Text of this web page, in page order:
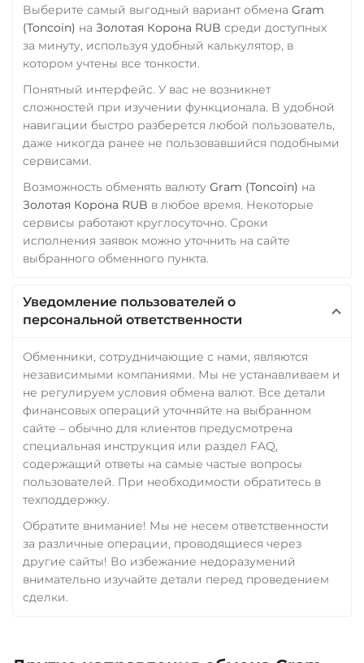
Выберите самый выгодный вариант обмена Gram
(Toncoin) на Золотая Корона RUB среди доступных
за минуту, используя удобный калькулятор, в
котором учтены все тонкости.
Понятный интерфейс. У вас не возникнет
сложностей при изучении функционала. В удобной
навигации быстро разберется любой пользователь,
даже никогда ранее не пользовавшийся подобными
сервисами.
Возможность обменять валюту Gram (Toncoin) на
Золотая Корона RUB в любое время. Некоторые
сервисы работают круглосуточно. Сроки
исполнения заявок можно уточнить на сайте
выбранного обменного пункта.
Уведомление пользователей о
персональной ответственности
Обменники, сотрудничающие с нами, являются
независимыми компаниями. Мы не устанавливаем и
не регулируем условия обмена валют. Все детали
финансовых операций уточняйте на выбранном
сайте – обычно для клиентов предусмотрена
специальная инструкция или раздел FAQ,
содержащий ответы на самые частые вопросы
пользователей. При необходимости обратитесь в
техподдержку.
Обратите внимание! Мы не несем ответственности
за различные операции, проводящиеся через
другие сайты! Во избежание недоразумений
внимательно изучайте детали перед проведением
сделки.